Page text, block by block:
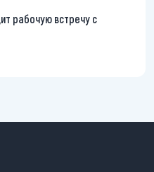
рабочую встречу с